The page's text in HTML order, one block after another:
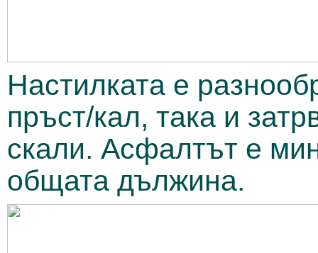
Настилката е
пръст/кал, така и
скали. Асфалтът е
общата дължина.